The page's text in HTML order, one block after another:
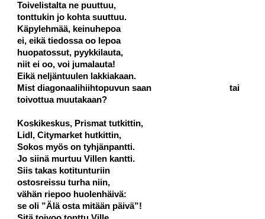
Toivelistalta ne puuttuu,
tonttukin jo kohta suuttuu.
Käpylehmää, keinuhepoa
ei, eikä tiedossa oo lepoa
huopatossut, pyykkilauta,
niit ei oo, voi jumalauta!
Eikä neljäntuulen lakkiakaan.
Mist diagonaalihiihtopuvun saan                                 tai
toivottua muutakaan?
Koskikeskus, Prismat tutkittin,
Lidl, Citymarket hutkittin,
Sokos myös on tyhjänpantti.
Jo siinä murtuu Villen kantti.
Siis takas kotitunturiin
ostosreissu turha niin,
vähän riepoo huolenhäivä:
se oli ”Älä osta mitään päivä”!